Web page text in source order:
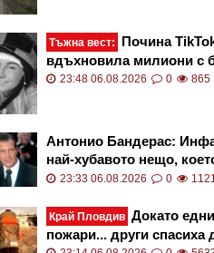
Тъжна вест:
Почина
вдъхновила милиони с
срещу рядък рак
23:48 06.08.2026 0 865
Антонио Бандерас:
най-хубавото нещо,
случи
23:33 06.08.2026 0
Край Пловдив Докато
пожари... други спасиха